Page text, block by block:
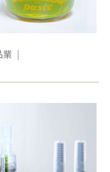
需要用於食品包裝的產
金的高階貼標系統，我
有符合其特定應用的設
業